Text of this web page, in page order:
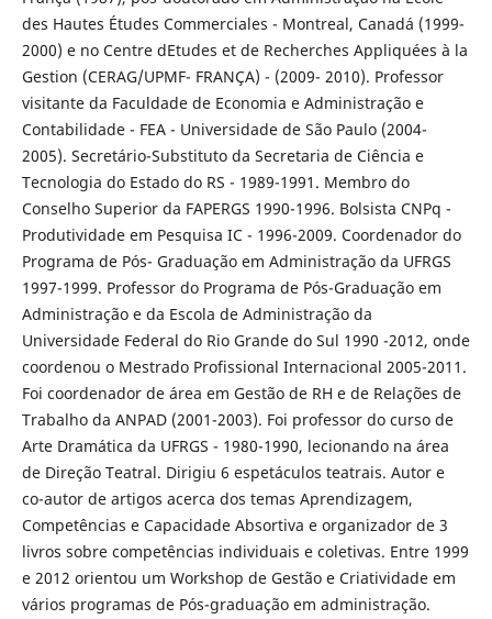
des Hautes Études Commerciales - Montreal, Canadá (1999-
2000) e no Centre dEtudes et de Recherches Appliquées à la
Gestion (CERAG/UPMF- FRANÇA) - (2009- 2010). Professor
visitante da Faculdade de Economia e Administração e
Contabilidade - FEA - Universidade de São Paulo (2004-
2005). Secretário-Substituto da Secretaria de Ciência e
Tecnologia do Estado do RS - 1989-1991. Membro do
Conselho Superior da FAPERGS 1990-1996. Bolsista CNPq -
Produtividade em Pesquisa IC - 1996-2009. Coordenador do
Programa de Pós- Graduação em Administração da UFRGS
1997-1999. Professor do Programa de Pós-Graduação em
Administração e da Escola de Administração da
Universidade Federal do Rio Grande do Sul 1990 -2012, onde
coordenou o Mestrado Profissional Internacional 2005-2011.
Foi coordenador de área em Gestão de RH e de Relações de
Trabalho da ANPAD (2001-2003). Foi professor do curso de
Arte Dramática da UFRGS - 1980-1990, lecionando na área
de Direção Teatral. Dirigiu 6 espetáculos teatrais. Autor e
co-autor de artigos acerca dos temas Aprendizagem,
Competências e Capacidade Absortiva e organizador de 3
livros sobre competências individuais e coletivas. Entre 1999
e 2012 orientou um Workshop de Gestão e Criatividade em
vários programas de Pós-graduação em administração.